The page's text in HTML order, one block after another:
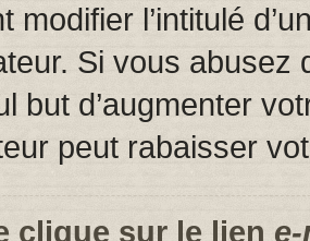
modifier l’intitulé
Si vous
but d’augmenter
peut rabaisser
clique sur le lien